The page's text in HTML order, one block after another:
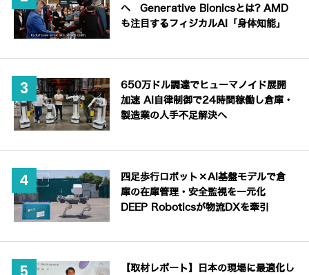
へ Generative Bionicsとは? AMD
も注目するフィジカルAI「身体知能」
650万ドル調達でヒューマノイド展開
加速 AI自律制御で24時間稼働し倉庫・
製造業の人手不足解決へ
四足歩行ロボット×AI基盤モデルで倉
庫の在庫管理・安全監視を一元化
DEEP Roboticsが物流DXを牽引
【取材レポート】日本の現場に最適化し